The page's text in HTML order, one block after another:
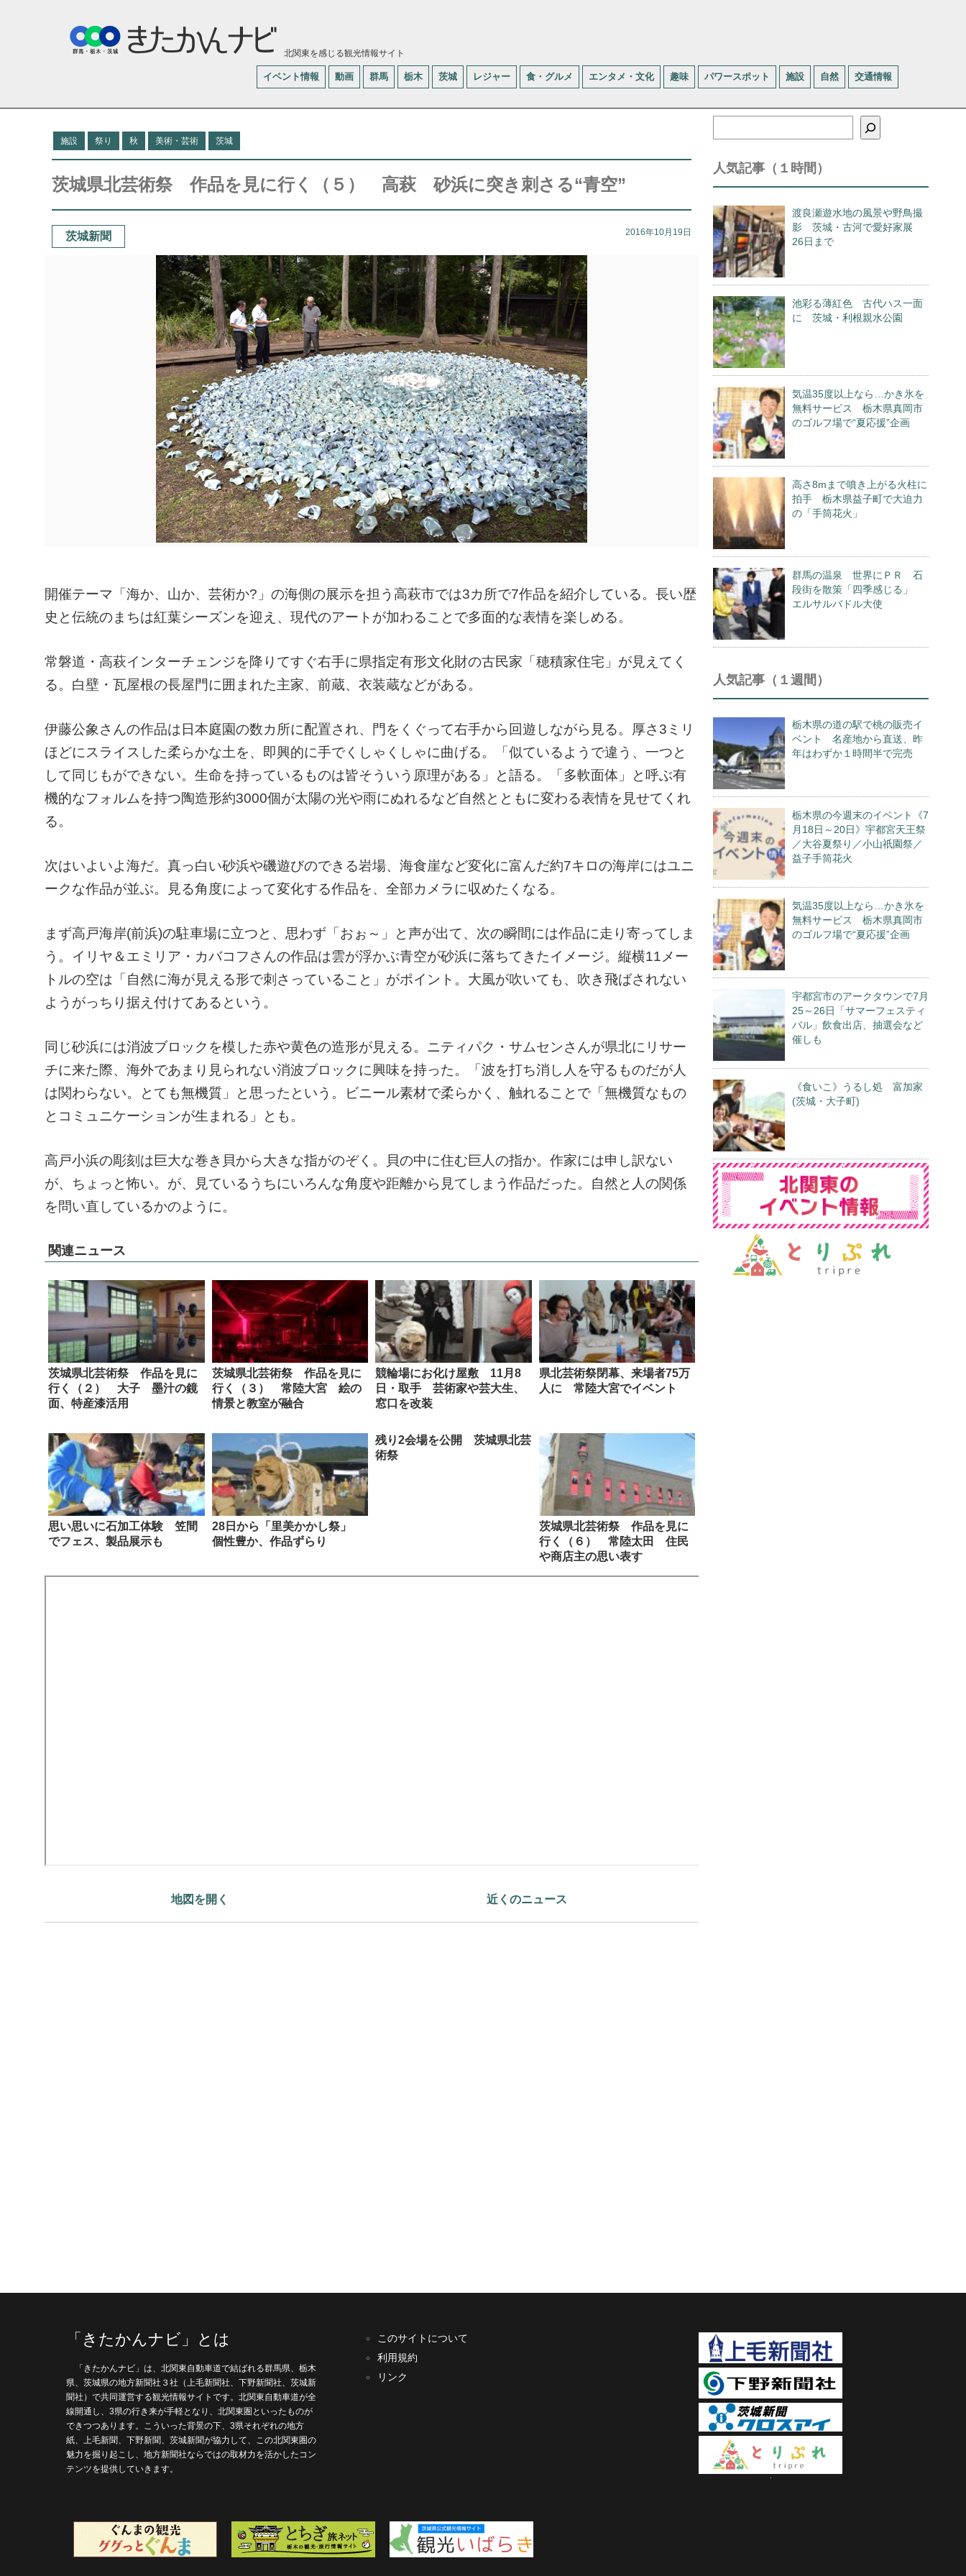
北関東を感じる観光情報サイト
イベント情報 動画 群馬 栃木 茨城 レジャー 食・グルメ エンタメ・文化 趣味 パワースポット 施設 自然 交通情報
施設 祭り 秋 美術・芸術 茨城
茨城県北芸術祭 作品を見に行く（５） 高萩 砂浜に突き刺さる“青空”
茨城新聞 2016年10月19日
開催テーマ「海か、山か、芸術か?」の海側の展示を担う高萩市では3カ所で7作品を紹介している。長い歴
史と伝統のまちは紅葉シーズンを迎え、現代のアートが加わることで多面的な表情を楽しめる。
常磐道・高萩インターチェンジを降りてすぐ右手に県指定有形文化財の古民家「穂積家住宅」が見えてく
る。白壁・瓦屋根の長屋門に囲まれた主家、前蔵、衣装蔵などがある。
伊藤公象さんの作品は日本庭園の数カ所に配置され、門をくぐって右手から回遊しながら見る。厚さ3ミリ
ほどにスライスした柔らかな土を、即興的に手でくしゃくしゃに曲げる。「似ているようで違う、一つと
して同じもができない。生命を持っているものは皆そういう原理がある」と語る。「多軟面体」と呼ぶ有
機的なフォルムを持つ陶造形約3000個が太陽の光や雨にぬれるなど自然とともに変わる表情を見せてくれ
る。
次はいよいよ海だ。真っ白い砂浜や磯遊びのできる岩場、海食崖など変化に富んだ約7キロの海岸にはユニ
ークな作品が並ぶ。見る角度によって変化する作品を、全部カメラに収めたくなる。
まず高戸海岸(前浜)の駐車場に立つと、思わず「おぉ～」と声が出て、次の瞬間には作品に走り寄ってしま
う。イリヤ＆エミリア・カバコフさんの作品は雲が浮かぶ青空が砂浜に落ちてきたイメージ。縦横11メー
トルの空は「自然に海が見える形で刺さっていること」がポイント。大風が吹いても、吹き飛ばされない
ようがっちり据え付けてあるという。
同じ砂浜には消波ブロックを模した赤や黄色の造形が見える。ニティパク・サムセンさんが県北にリサー
チに来た際、海外であまり見られない消波ブロックに興味を持った。「波を打ち消し人を守るものだが人
は関わらない。とても無機質」と思ったという。ビニール素材で柔らかく、触れることで「無機質なもの
とコミュニケーションが生まれる」とも。
高戸小浜の彫刻は巨大な巻き貝から大きな指がのぞく。貝の中に住む巨人の指か。作家には申し訳ない
が、ちょっと怖い。が、見ているうちにいろんな角度や距離から見てしまう作品だった。自然と人の関係
を問い直しているかのように。
関連ニュース
茨城県北芸術祭 作品を見に
行く（２） 大子 墨汁の鏡
面、特産漆活用
茨城県北芸術祭 作品を見に
行く（３） 常陸大宮 絵の
情景と教室が融合
競輪場にお化け屋敷 11月8
日・取手 芸術家や芸大生、
窓口を改装
県北芸術祭閉幕、来場者75万
人に 常陸大宮でイベント
思い思いに石加工体験 笠間
でフェス、製品展示も
28日から「里美かかし祭」
個性豊か、作品ずらり
残り2会場を公開 茨城県北芸
術祭
茨城県北芸術祭 作品を見に
行く（６） 常陸太田 住民
や商店主の思い表す
地図を開く 近くのニュース
索
人気記事（１時間）
渡良瀬遊水地の風景や野鳥撮
影 茨城・古河で愛好家展
26日まで
池彩る薄紅色 古代ハス一面
に 茨城・利根親水公園
気温35度以上なら…かき氷を
無料サービス 栃木県真岡市
のゴルフ場で“夏応援”企画
高さ8mまで噴き上がる火柱に
拍手 栃木県益子町で大迫力
の「手筒花火」
群馬の温泉 世界にＰＲ 石
段街を散策「四季感じる」
エルサルバドル大使
人気記事（１週間）
栃木県の道の駅で桃の販売イ
ベント 名産地から直送、昨
年はわずか１時間半で完売
栃木県の今週末のイベント《7
月18日～20日》宇都宮天王祭
／大谷夏祭り／小山祇園祭／
益子手筒花火
気温35度以上なら…かき氷を
無料サービス 栃木県真岡市
のゴルフ場で“夏応援”企画
宇都宮市のアークタウンで7月
25～26日「サマーフェスティ
バル」飲食出店、抽選会など
催しも
《食いこ》うるし処 富加家
(茨城・大子町)
「きたかんナビ」とは
「きたかんナビ」は、北関東自動車道で結ばれる群馬県、栃木
県、茨城県の地方新聞社３社（上毛新聞社、下野新聞社、茨城新
聞社）で共同運営する観光情報サイトです。北関東自動車道が全
線開通し、3県の行き来が手軽となり、北関東圏といったものが
できつつあります。こういった背景の下、3県それぞれの地方
紙、上毛新聞、下野新聞、茨城新聞が協力して、この北関東圏の
魅力を掘り起こし、地方新聞社ならではの取材力を活かしたコン
テンツを提供していきます。
このサイトについて
利用規約
リンク